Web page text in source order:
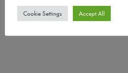
Cookie Settings Accept All